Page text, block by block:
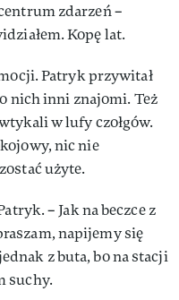
zdarzeń –
Kopę lat.
Patryk przywitał
nich inni znajomi. Też
w lufy czołgów.
nic nie
użyte.
– Jak na beczce z
napijemy się
z buta, bo na stacji
suchy.